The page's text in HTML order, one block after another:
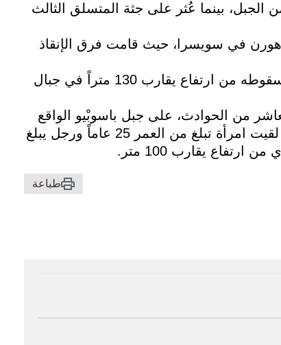
بينما عُثر على جثة المتسلق الثالث
في سويسرا، حيث قامت فرق الإنقاذ
وفي اليوم نفسه، توفي متسلق يبلغ من العمر 22 عاماً بعد سقوطه من ارتفاع يقارب 130 متراً في جبال
من الحوادث، على جبل باسوبْيو الواقع
على الحدود بين مقاطعتي فيتشنزا وترينتو في إيطاليا، حيث لقيت امرأة تبلغ من العمر 25 عاماً ورجل يبلغ
طباعة